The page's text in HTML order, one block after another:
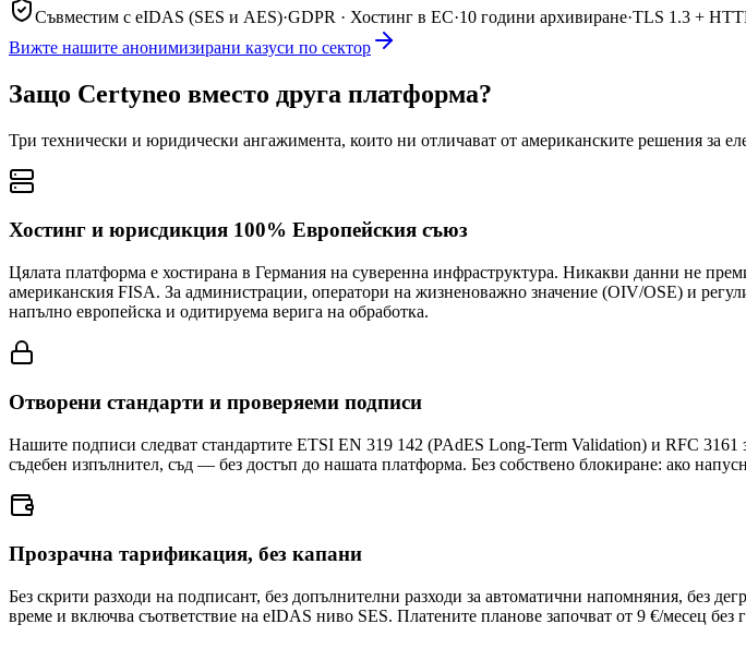
Съвместим с eIDAS (SES и AES)·GDPR · Хостинг в ЕС·10 години архивиране·TLS 1.3 +
Вижте нашите анонимизирани казуси по сектор
Защо Certyneo вместо друга платформа?
Три технически и юридически ангажимента, които ни отличават от американските решения за
Хостинг и юрисдикция 100% Европейския съюз
Цялата платформа е хостирана в Германия на суверенна инфраструктура. Никакви данни не
американския FISA. За администрации, оператори на жизненоважно значение (OIV/OSE) и
напълно европейска и одитируема верига на обработка.
Отворени стандарти и проверяеми подписи
Нашите подписи следват стандартите ETSI EN 319 142 (PAdES Long-Term Validation) и RFC
съдебен изпълнител, съд — без достъп до нашата платформа. Без собствено блокиране: ако
Прозрачна тарификация, без капани
Без скрити разходи на подписант, без допълнителни разходи за автоматични напомняния, без
време и включва съответствие на eIDAS ниво SES. Платените планове започват от 9 €/месец